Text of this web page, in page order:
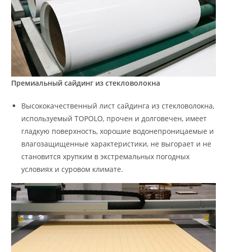
Премиальный сайдинг из стекловолокна
Высококачественный лист сайдинга из стекловолокна,
используемый TOPOLO, прочен и долговечен, имеет
гладкую поверхность, хорошие водонепроницаемые и
влагозащищенные характеристики, не выгорает и не
становится хрупким в экстремальных погодных
условиях и суровом климате.